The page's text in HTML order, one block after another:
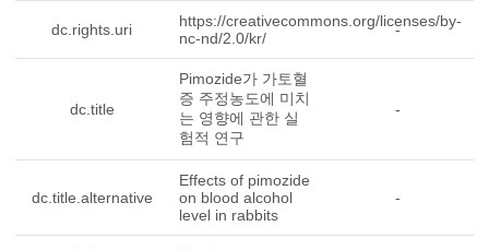
dc.rights.uri
https://creativecommons.org/licenses/by-
nc-nd/2.0/kr/
-
dc.title
Pimozide가 가토혈
증 주정농도에 미치
는 영향에 관한 실
험적 연구
-
dc.title.alternative
Effects of pimozide
on blood alcohol
level in rabbits
-